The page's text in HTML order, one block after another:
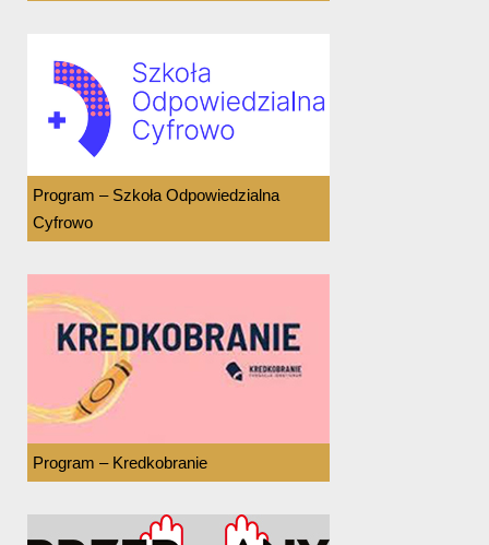
Program – Szkoła Odpowiedzialna
Cyfrowo
Program – Kredkobranie